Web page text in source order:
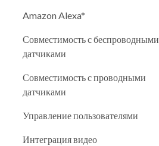
Amazon Alexa*
Совместимость с беспроводными
датчиками
Совместимость с проводными
датчиками
Управление пользователями
Интеграция видео